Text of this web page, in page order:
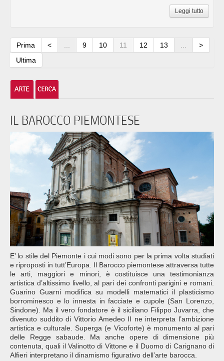
Leggi tutto
Prima < ... 9 10 11 12 13 ...
>
Ultima
IL BAROCCO PIEMONTESE
E’ lo stile del Piemonte i cui modi sono per la prima volta studiati
e riproposti in tutt’Europa. Il Barocco piemontese attraversa tutte
le arti, maggiori e minori, è costituisce una testimonianza
artistica d’altissimo livello, al pari dei confronti parigini e romani.
Guarino Guarni modifica su modelli matematici il plasticismo
borrominesco e lo innesta in facciate e cupole (San Lorenzo,
Sindone). Ma il vero fondatore è il siciliano Filippo Juvarra, che
divenuto suddito di Vittorio Amedeo II ne interpreta l’ambizione
artistica e culturale. Superga (e Vicoforte) è monumento al pari
delle Regge sabaude. Ma anche opere di dimensione più
contenuta, quali il Valinotto di Vittone e il Duomo di Carignano di
Alfieri interpretano il dinamismo figurativo dell’arte barocca.